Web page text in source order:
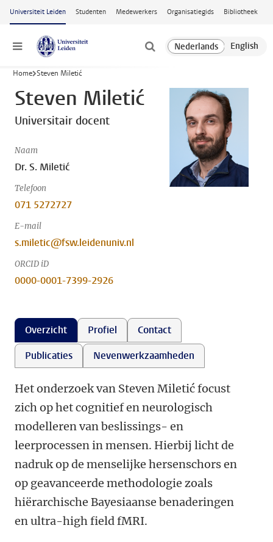
Ga naar hoofdinhoud
Universiteit Leiden Studenten Medewerkers Organisatiegids Bibliotheek
Menu
Home Steven Miletić
Steven Miletić
Universitair docent
Naam
Dr. S. Miletić
Telefoon
071 5272727
E-mail
s.miletic@fsw.leidenuniv.nl
ORCID iD
0000-0001-7399-2926
Overzicht Profiel
Contact
Publicaties
Nevenwerkzaamheden
Het onderzoek van Steven Miletić focust
zich op het cognitief en neurologisch
modelleren van beslissings- en
leerprocessen in mensen. Hierbij licht de
nadruk op de menselijke hersenschors en
op geavanceerde methodologie zoals
hiërarchische Bayesiaanse benaderingen
en ultra-high field fMRI.